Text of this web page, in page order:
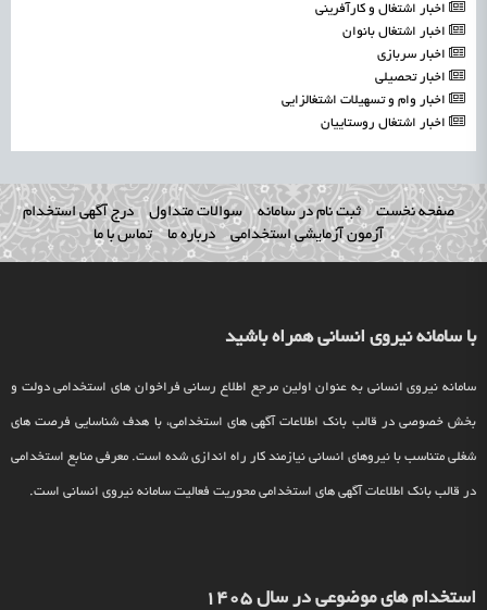
اخبار اشتغال و کارآفرینی
اخبار اشتغال بانوان
اخبار سربازی
اخبار تحصیلی
اخبار وام و تسهیلات اشتغالزایی
اخبار اشتغال روستاییان
صفحه نخست ثبت نام در سامانه سوالات متداول
درج آگهی استخدام
آزمون آزمایشی استخدامی
درباره ما تماس با ما
با سامانه نیروی انسانی همراه باشید
سامانه نیروی انسانی به عنوان اولین مرجع اطلاع رسانی فراخوان های استخدامی دولت و
بخش خصوصی در قالب بانک اطلاعات آگهی های استخدامی، با هدف شناسایی فرصت های
شغلی متناسب با نیروهای انسانی نیازمند کار راه اندازی شده است. معرفی منابع استخدامی
در قالب بانک اطلاعات آگهی های استخدامی محوریت فعالیت سامانه نیروی انسانی است.
استخدام های موضوعی در سال 1405